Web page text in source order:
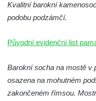
kláštera dominikánů v
Socha svatého Josefa
dominikánů v Českých
Socha svaté Anny na
Kvalitní barokní
podobu podzámčí.
Původní evidenční list
Barokní socha na mostě v
osazena na mohutném
zakončeném římsou.